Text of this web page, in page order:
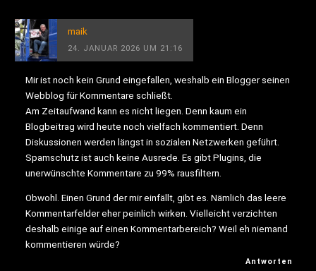
maik
24. JANUAR 2026 UM 21:16
Mir ist noch kein Grund eingefallen, weshalb ein Blogger seinen
Webblog für Kommentare schließt.
Am Zeitaufwand kann es nicht liegen. Denn kaum ein
Blogbeitrag wird heute noch vielfach kommentiert. Denn
Diskussionen werden längst in sozialen Netzwerken geführt.
Spamschutz ist auch keine Ausrede. Es gibt Plugins, die
unerwünschte Kommentare zu 99% rausfiltern.
Obwohl. Einen Grund der mir einfällt, gibt es. Nämlich das leere
Kommentarfelder eher peinlich wirken. Vielleicht verzichten
deshalb einige auf einen Kommentarbereich? Weil eh niemand
kommentieren würde?
Antworten